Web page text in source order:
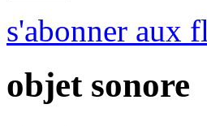
s'abonner aux
objet sonore